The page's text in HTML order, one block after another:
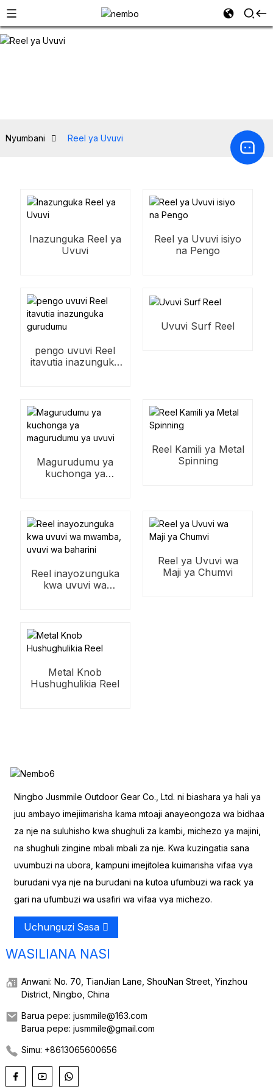
Nyumbani Reel ya Uvuvi
Inazunguka Reel ya
Uvuvi
Reel ya Uvuvi isiyo
na Pengo
pengo uvuvi Reel
itavutia inazunguka
Uvuvi Surf Reel
Magurudumu ya
kuchonga ya
Reel Kamili ya Metal
Spinning
Reel inayozunguka
kwa uvuvi wa
Reel ya Uvuvi wa
Maji ya Chumvi
Metal Knob
Hushughulikia Reel
Ningbo Jusmmile Outdoor Gear Co., Ltd. ni biashara ya hali ya
juu ambayo imejiimarisha kama mtoaji anayeongoza wa bidhaa
za nje na suluhisho kwa shughuli za kambi, michezo ya majini,
na shughuli zingine mbali mbali za nje. Kwa kuzingatia sana
uvumbuzi na ubora, kampuni imejitolea kuimarisha vifaa vya
burudani vya nje na burudani na kutoa ufumbuzi wa rack ya
gari na ufumbuzi wa usafiri wa vifaa vya michezo.
Uchunguzi Sasa
WASILIANA NASI
Anwani: No. 70, TianJian Lane, ShouNan Street, Yinzhou
District, Ningbo, China
Barua pepe: jusmmile@163.com
Barua pepe: jusmmile@gmail.com
Simu: +8613065600656